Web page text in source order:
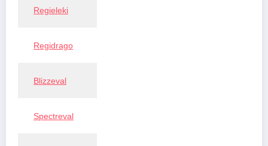
Regieleki
Regidrago
Blizzeval
Spectreval